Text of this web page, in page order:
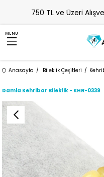
750 TL ve Üzeri
MENU
Anasayfa Bileklik Çeşitleri
Damla Kehribar Bileklik - KHR-0339